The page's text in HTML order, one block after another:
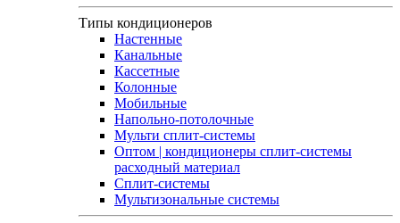
Типы кондиционеров
Настенные
Канальные
Кассетные
Колонные
Мобильные
Напольно-потолочные
Мульти сплит-системы
Оптом | кондиционеры сплит-системы
расходный материал
Сплит-системы
Мультизональные системы